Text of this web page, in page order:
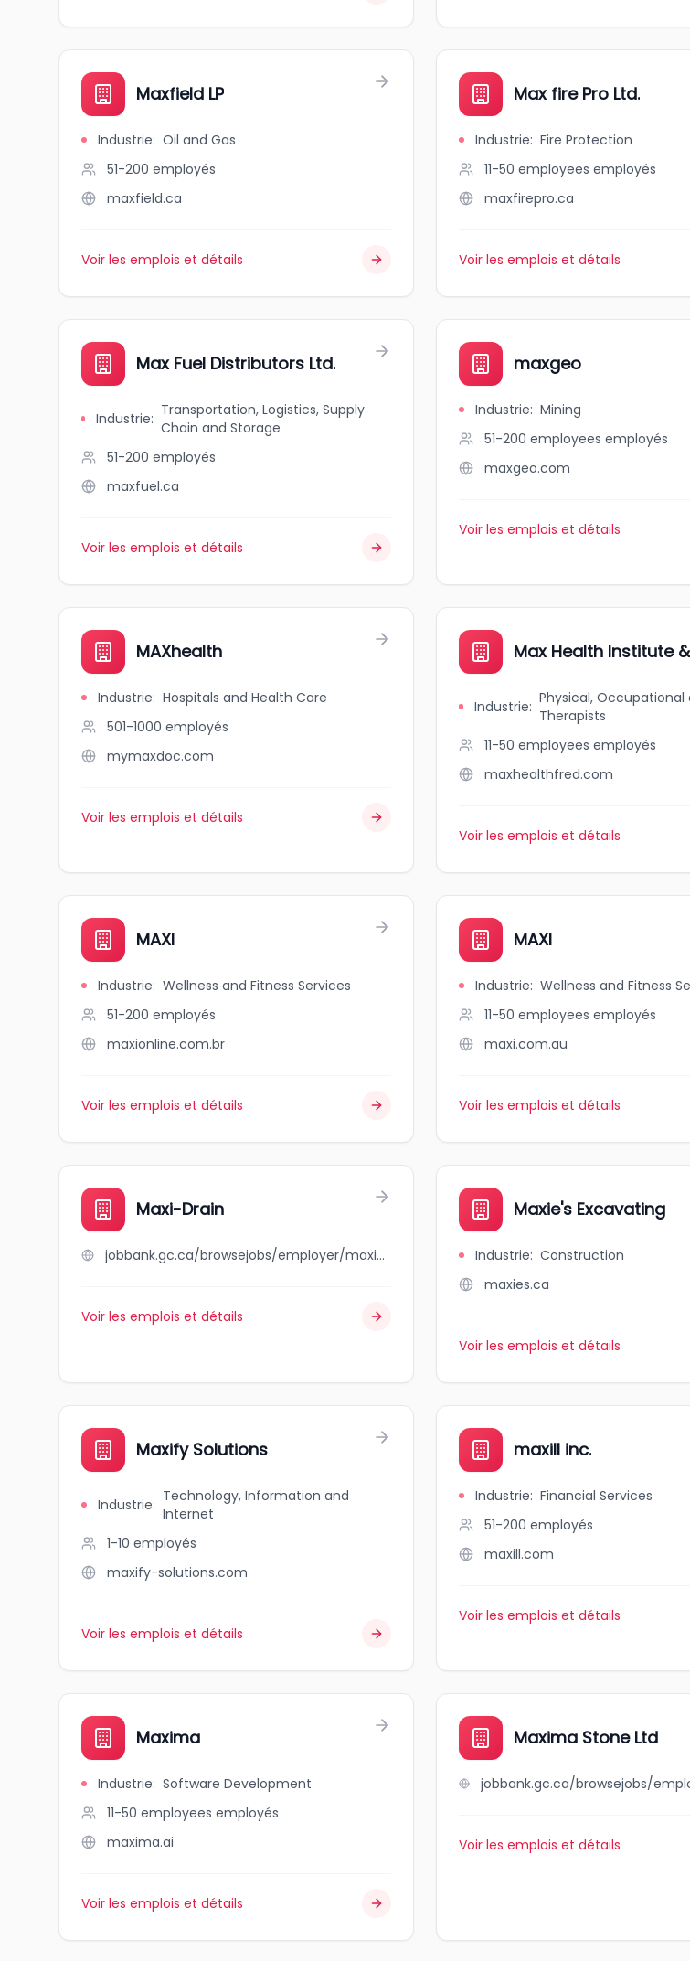
Maxfield LP
Industrie: Oil and Gas
51-200 employés
maxfield.ca
Voir les emplois et détails
Max fire Pro Ltd.
Industrie: Fire Protection
11-50 employees employés
maxfirepro.ca
Voir les emplois et détails
Max Fuel Distributors Ltd.
Industrie: Transportation, Logistics, Supply
Chain and Storage
51-200 employés
maxfuel.ca
Voir les emplois et détails
maxgeo
Industrie: Mining
51-200 employees employés
maxgeo.com
Voir les emplois et détails
MAXhealth
Industrie: Hospitals and Health Care
501-1000 employés
mymaxdoc.com
Voir les emplois et détails
Max Health Institute
Industrie: Physical, Occupational
Therapists
11-50 employees employés
maxhealthfred.com
Voir les emplois et détails
MAXI
Industrie: Wellness and Fitness Services
51-200 employés
maxionline.com.br
Voir les emplois et détails
MAXI
Industrie: Wellness and Fitness
11-50 employees employés
maxi.com.au
Voir les emplois et détails
Maxi-Drain
jobbank.gc.ca/browsejobs/employer/maxi-drain/ca
Voir les emplois et détails
Maxie's Excavating
Industrie: Construction
maxies.ca
Voir les emplois et détails
Maxify Solutions
Industrie: Technology, Information and
Internet
1-10 employés
maxify-solutions.com
Voir les emplois et détails
maxill inc.
Industrie: Financial Services
51-200 employés
maxill.com
Voir les emplois et détails
Maxima
Industrie: Software Development
11-50 employees employés
maxima.ai
Voir les emplois et détails
Maxima Stone Ltd
Voir les emplois et détails